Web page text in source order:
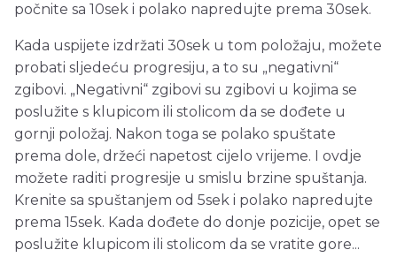
počnite sa 10sek i polako napredujte prema 30sek.
Kada uspijete izdržati 30sek u tom položaju, možete
probati sljedeću progresiju, a to su „negativni“
zgibovi. „Negativni“ zgibovi su zgibovi u kojima se
poslužite s klupicom ili stolicom da se dođete u
gornji položaj. Nakon toga se polako spuštate
prema dole, držeći napetost cijelo vrijeme. I ovdje
možete raditi progresije u smislu brzine spuštanja.
Krenite sa spuštanjem od 5sek i polako napredujte
prema 15sek. Kada dođete do donje pozicije, opet se
poslužite klupicom ili stolicom da se vratite gore...